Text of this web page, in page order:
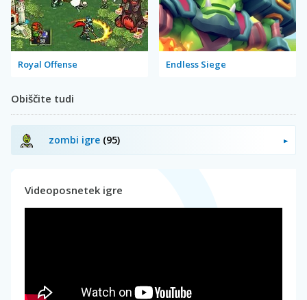
Royal Offense Endless Siege
Obiščite tudi
zombi igre (95)
Videoposnetek igre